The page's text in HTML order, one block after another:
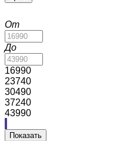
От
До
16990
23740
30490
37240
43990
Показать